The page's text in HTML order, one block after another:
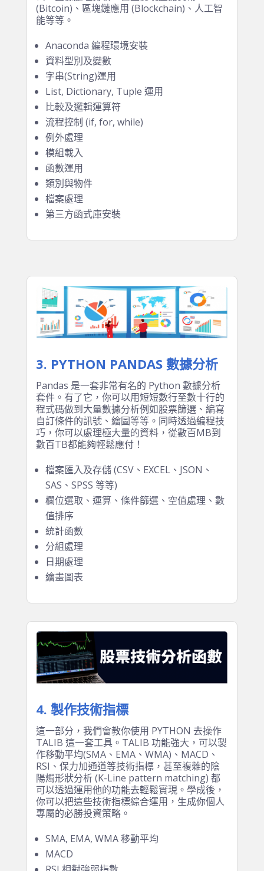
Python 是一門通用及最簡單易學的電腦編程
語言，可以指示電腦做任何重複性工作，例如
公、圖像處理分析、甚至實現虛擬貨幣
(Bitcoin)、區塊鏈應用 (Blockchain)、人工智
能等等。
Anaconda 編程環境安裝
資料型別及變數
字串(String)運用
List, Dictionary, Tuple 運用
比較及邏輯運算符
流程控制 (if, for, while)
例外處理
模組載入
函數運用
3. PYTHON PANDAS 數據分析
Pandas 是一套非常有名的 Python 數據分析
套件。有了它，你可以用短短數行至數十行的
自訂條件的訊號、繪圖等等。同時透過編程技
巧，你可以處理極大量的資料，從數百MB到
數百TB都能夠輕鬆應付！
檔案匯入及存儲 (CSV、EXCEL、JSON、
SAS、SPSS 等等)
欄位選取、運算、條件篩選、空值處理、數
值排序
統計函數
4. 製作技術指標
這一部分，我們會教你使用 PYTHON 去操作
TALIB 這一套工具。TALIB 功能強大，可以製
作移動平均(SMA、EMA、WMA)、MACD、
RSI、保力加通道等技術指標，甚至複雜的陰
可以透過運用他的功能去輕鬆實現。學成後，
你可以把這些技術指標綜合運用，生成你個人
專屬的必勝投資策略。